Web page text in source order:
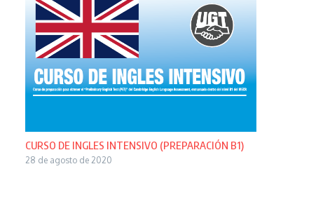
CURSO DE INGLES INTENSIVO (PREPARACIÓN B1)
28 de agosto de 2020